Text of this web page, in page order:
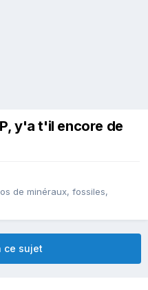
y'a t'il encore de
de minéraux, fossiles,
ce sujet